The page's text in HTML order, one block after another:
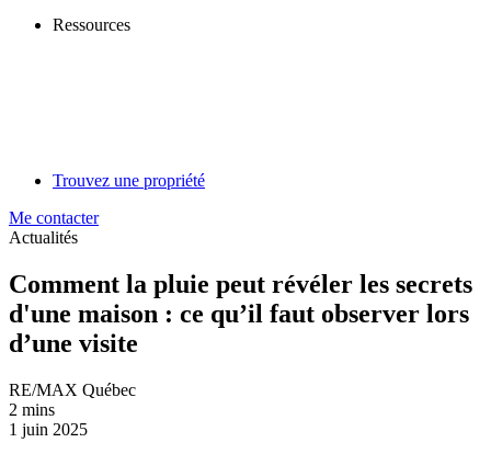
Ressources
Trouvez une propriété
Me contacter
Actualités
Comment la pluie peut révéler les secrets
d'une maison : ce qu’il faut observer lors
d’une visite
RE/MAX Québec
2 mins
1 juin 2025